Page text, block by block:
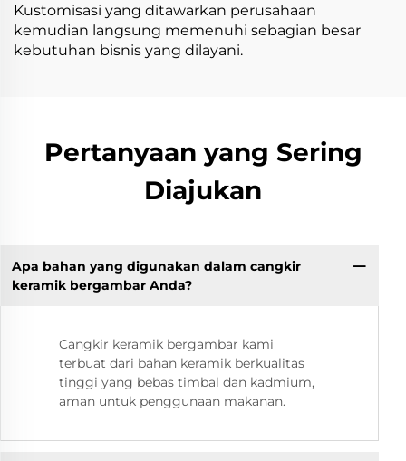
Kustomisasi yang ditawarkan perusahaan
kemudian langsung memenuhi sebagian besar
kebutuhan bisnis yang dilayani.
Pertanyaan yang Sering
Diajukan
Apa bahan yang digunakan dalam cangkir
keramik bergambar Anda?
Cangkir keramik bergambar kami
terbuat dari bahan keramik berkualitas
tinggi yang bebas timbal dan kadmium,
aman untuk penggunaan makanan.